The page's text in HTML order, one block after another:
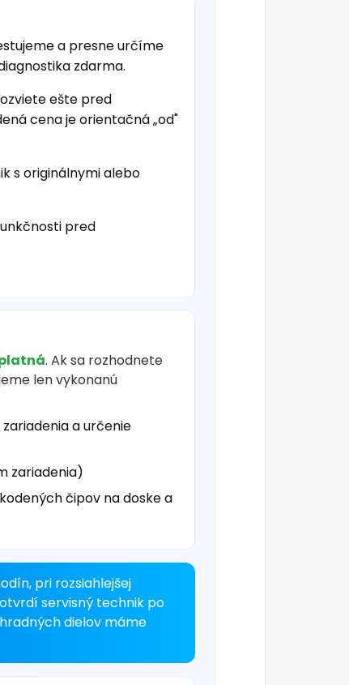
a presne určíme
zdarma.
ešte pred
cena je orientačná „od"
s originálnymi alebo
pred
. Ak sa rozhodnete
len vykonanú
a určenie
zariadenia)
čipov na doske a
pri rozsiahlejšej
servisný technik po
dielov máme